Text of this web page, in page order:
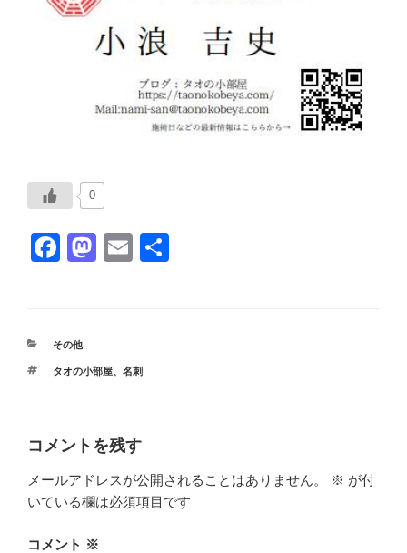
0
F
e
b
k
M
d
E
カ
ゴ
その他
タ
タオの小部屋、 名刺
コメントを残す
メールアドレスが公開されることはありません。 ※ が付
いている欄は必須項目です
コメント ※